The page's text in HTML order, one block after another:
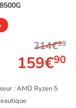
214€99
159€90
: AMD Ryzen 5